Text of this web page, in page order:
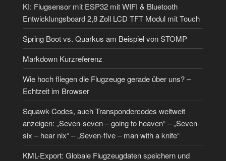
KI: Flugsensor mit ESP32 mit WIFI & Bluetooth
Entwicklungsboard 2,8 Zoll LCD TFT Modul mit Touch
Spring Boot vs. Quarkus am Beispiel von STOMP
Markdown Kurzreferenz
Wie hoch fliegen die Flugzeuge gerade über uns? –
Echtzeit im Browser
Squawk-Codes, auch Transpondercodes weltweit
anzeigen: „Seven-seven – going to heaven“ – „Seven-
six – hear nix“ – „Seven-five – man with a knife“
KML-Export: Globale Flugzeugdaten speichern und